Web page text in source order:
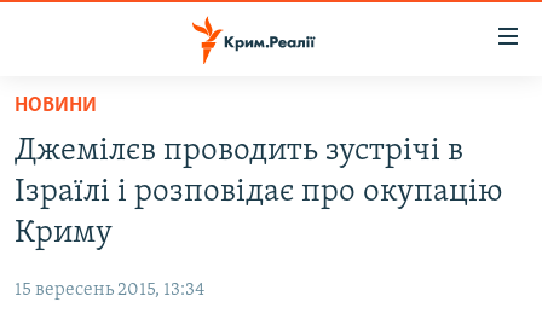
Перейти
основного
матеріалу
Перейти
до
основної
навігації
ВОДА.КРИМ
ВІДЕО ТА ФОТО
БЛОГИ
НОВИНИ
Джемілєв проводить зустрічі в
Ізраїлі і розповідає про окупацію
Криму
15 вересень 2015, 13:34